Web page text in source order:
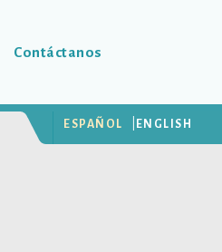
Contáctanos
ESPAÑOL ENGLISH